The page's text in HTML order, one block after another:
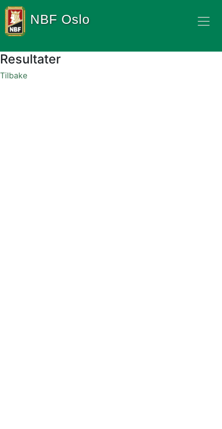
NBF Oslo
Resultater
Tilbake